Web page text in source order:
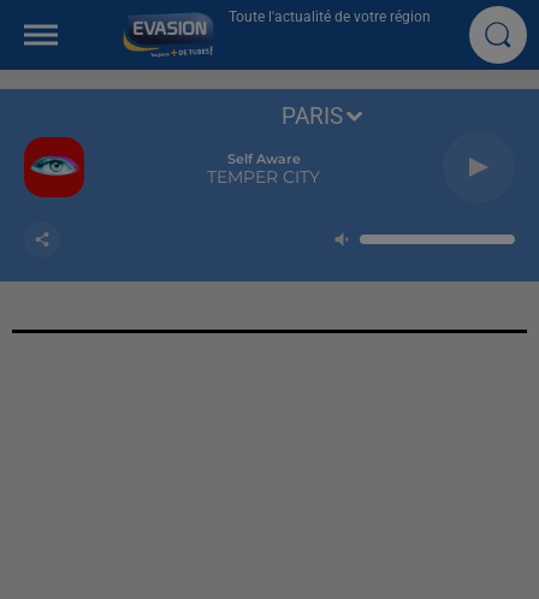
Toute l'actualité de votre région
Self Aware
TEMPER CITY
PARIS